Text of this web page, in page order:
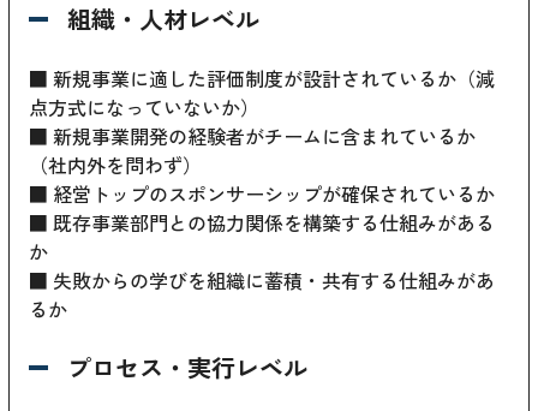
組織・人材レベル
■ 新規事業に適した評価制度が設計されているか（減
点方式になっていないか）
■ 新規事業開発の経験者がチームに含まれているか
（社内外を問わず）
■ 経営トップのスポンサーシップが確保されているか
■ 既存事業部門との協力関係を構築する仕組みがある
か
■ 失敗からの学びを組織に蓄積・共有する仕組みがあ
るか
プロセス・実行レベル